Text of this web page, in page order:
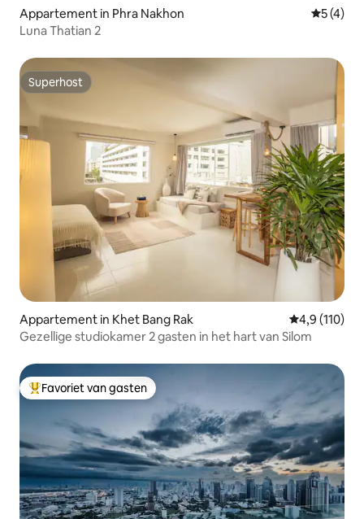
Appartement in Phra Nakhon
5 (4)
Luna Thatian 2
Superhost
Superhost
Appartement in Khet Bang Rak Gemiddelde
4,9 (110)
Gezellige studiokamer 2 gasten in het hart van Silom
Topfavoriet van gasten
Favoriet van gasten